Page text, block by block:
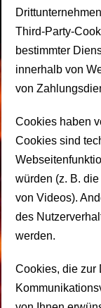
Third-Party-
bestimmter
innerhalb von
von
Cookies haben
Cookies sind
würden (z. B.
von Videos).
des
werden.
Cookies, die zur